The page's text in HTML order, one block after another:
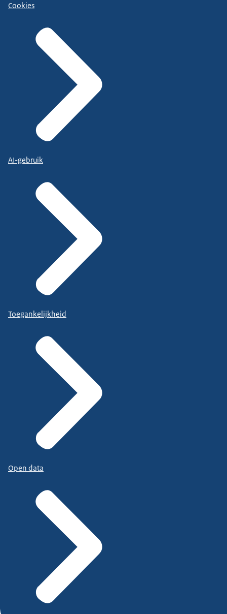
Cookies
AI-gebruik
Toegankelijkheid
Open data